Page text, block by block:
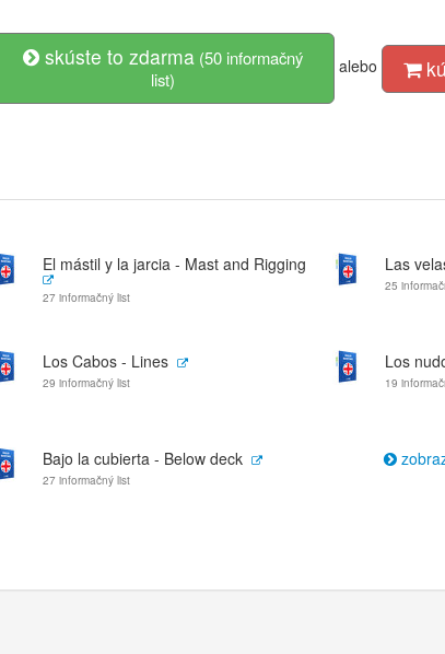
skúste to zdarma (50 informačný
list)
alebo
El mástil y la jarcia - Mast and Rigging
27 informačný list
Las
25
Los Cabos - Lines
29 informačný list
Los
19
Bajo la cubierta - Below deck
27 informačný list